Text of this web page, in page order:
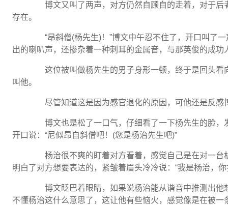
博文又叫了两声，对方仍然自顾自的走着，对于后
存在。
“昂斜僧(杨先生)！”博文中午忍不住了，开口叫了一
出的喇叭声，还掺杂着一种刺耳的金属音，与那英俊的成功
这位被叫做杨先生的男子身形一顿，终于是回头看
叫他。
尽管知道这是因为感官退化的原因，可他还是反感
博文也是松了一口气，仔细看了一下杨先生的脸，
开口说：“尼似昂自斜僧吧！(您是杨治先生吧)”
杨治很不爽的盯着对方看着，感觉自己是在对一台
明白了对方想要表达的，紧皱着眉头冷冷说：“我是杨治，
博文眨巴着眼睛，如果说杨治能从谐音中推测出他
不懂杨治这什么意思了，这让他有些恼火，感觉像是在被